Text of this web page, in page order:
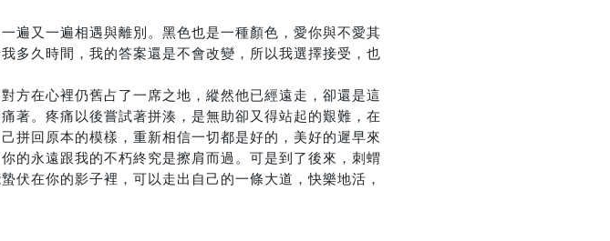
遍又一遍相遇與離別。黑色也是一種顏色，愛你與不愛其
多久時間，我的答案還是不會改變，所以我選擇接受，也
方在心裡仍舊占了一席之地，縱然他已經遠走，卻還是這
著。疼痛以後嘗試著拼湊，是無助卻又得站起的艱難，在
拼回原本的模樣，重新相信一切都是好的，美好的遲早來
的永遠跟我的不朽終究是擦肩而過。可是到了後來，刺蝟
伏在你的影子裡，可以走出自己的一條大道，快樂地活，